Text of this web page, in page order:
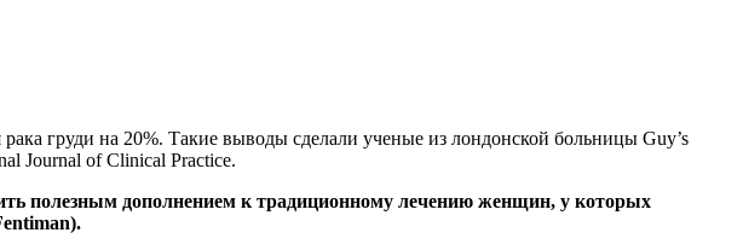
груди на 20%. Такие выводы сделали ученые из лондонской больницы Guy’s
Journal of Clinical Practice.
полезным дополнением к традиционному лечению женщин, у которых